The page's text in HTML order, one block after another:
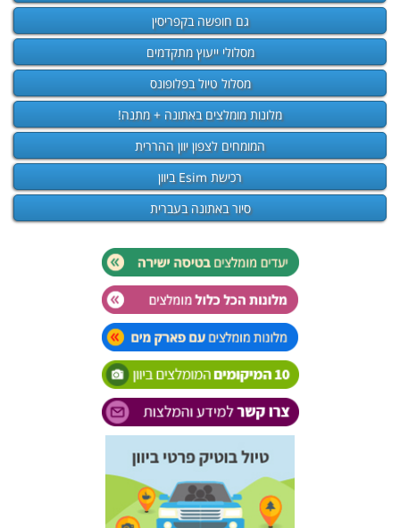
גם חופשה בקפריסין
מסלולי ייעוץ מתקדמים
מסלול טיול בפלופונס
מלונות מומלצים באתונה + מתנה!
המומחים לצפון יוון ההררית
רכישת Esim ביוון
סיור באתונה בעברית